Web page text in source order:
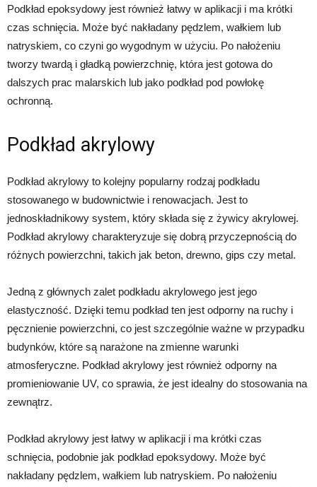
Podkład epoksydowy jest również łatwy w aplikacji i ma krótki
czas schnięcia. Może być nakładany pędzlem, wałkiem lub
natryskiem, co czyni go wygodnym w użyciu. Po nałożeniu
tworzy twardą i gładką powierzchnię, która jest gotowa do
dalszych prac malarskich lub jako podkład pod powłokę
ochronną.
Podkład akrylowy
Podkład akrylowy to kolejny popularny rodzaj podkładu
stosowanego w budownictwie i renowacjach. Jest to
jednoskładnikowy system, który składa się z żywicy akrylowej.
Podkład akrylowy charakteryzuje się dobrą przyczepnością do
różnych powierzchni, takich jak beton, drewno, gips czy metal.
Jedną z głównych zalet podkładu akrylowego jest jego
elastyczność. Dzięki temu podkład ten jest odporny na ruchy i
pęcznienie powierzchni, co jest szczególnie ważne w przypadku
budynków, które są narażone na zmienne warunki
atmosferyczne. Podkład akrylowy jest również odporny na
promieniowanie UV, co sprawia, że jest idealny do stosowania na
zewnątrz.
Podkład akrylowy jest łatwy w aplikacji i ma krótki czas
schnięcia, podobnie jak podkład epoksydowy. Może być
nakładany pędzlem, wałkiem lub natryskiem. Po nałożeniu